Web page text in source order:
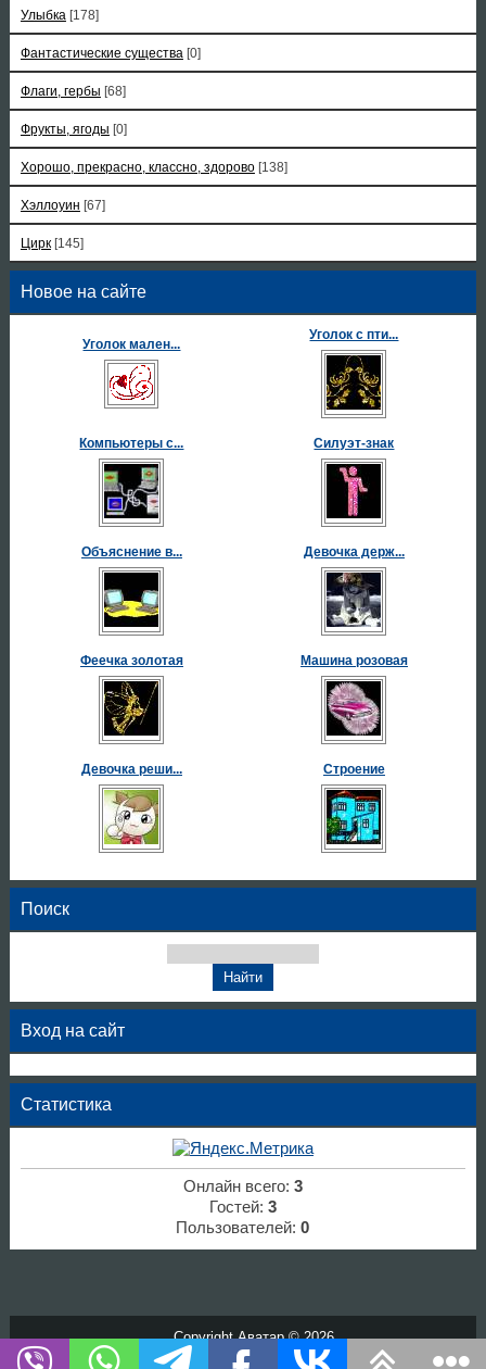
Улыбка [178]
Фантастические существа [0]
Флаги, гербы [68]
Фрукты, ягоды [0]
Хорошо, прекрасно, классно, здорово [138]
Хэллоуин [67]
Цирк [145]
Новое на сайте
Уголок мален...
Уголок с пти...
Компьютеры с... Силуэт-знак
Объяснение в... Девочка держ...
Феечка золотая Машина розовая
Девочка реши... Строение
Поиск
Вход на сайт
Статистика
Онлайн всего: 3
Гостей: 3
Пользователей:0
Copyright Аватар © 2026
Хостинг от
uCoz